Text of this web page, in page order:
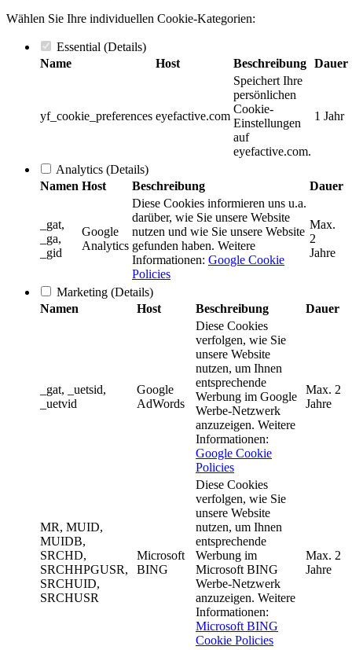
Wählen Sie Ihre individuellen Cookie-Kategorien:
Essential (Details)
Name
Host Beschreibung Dauer
yf_cookie_preferences eyefactive.com
Speichert Ihre
persönlichen
Cookie-
Einstellungen
auf
eyefactive.com.
1 Jahr
Analytics (Details)
Namen Host Beschreibung Dauer
_gat,
_ga,
_gid
Google
Analytics
Diese Cookies informieren uns u.a.
darüber, wie Sie unsere Website
nutzen und wie Sie unsere Website
gefunden haben. Weitere
Informationen: Google Cookie
Policies
Max.
2
Jahre
Marketing (Details)
Namen
Host Beschreibung Dauer
_gat, _uetsid,
_uetvid
Google
AdWords
Diese Cookies
verfolgen, wie Sie
unsere Website
nutzen, um Ihnen
entsprechende
Werbung im Google
Werbe-Netzwerk
anzuzeigen. Weitere
Informationen:
Google Cookie
Policies
Max. 2
Jahre
MR, MUID,
MUIDB,
SRCHD,
SRCHHPGUSR,
SRCHUID,
SRCHUSR
Microsoft
BING
Diese Cookies
verfolgen, wie Sie
unsere Website
nutzen, um Ihnen
entsprechende
Werbung im
Microsoft BING
Werbe-Netzwerk
anzuzeigen. Weitere
Informationen:
Microsoft BING
Cookie Policies
Max. 2
Jahre